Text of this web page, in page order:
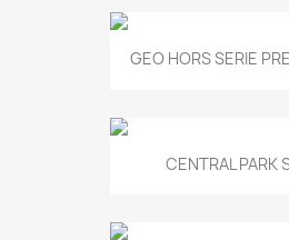
GEO HORS SERIE
CENTRAL PARK